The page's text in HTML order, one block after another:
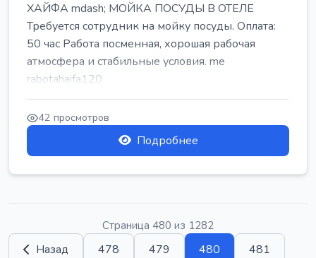
ХАЙФА mdash; МОЙКА ПОСУДЫ В ОТЕЛЕ
Требуется сотрудник на мойку посуды. Оплата:
50 час Работа посменная, хорошая рабочая
атмосфера и стабильные условия. me
rabotahaifa120
42 просмотров
Подробнее
Страница 480 из 1282
Назад 478 479 480 481